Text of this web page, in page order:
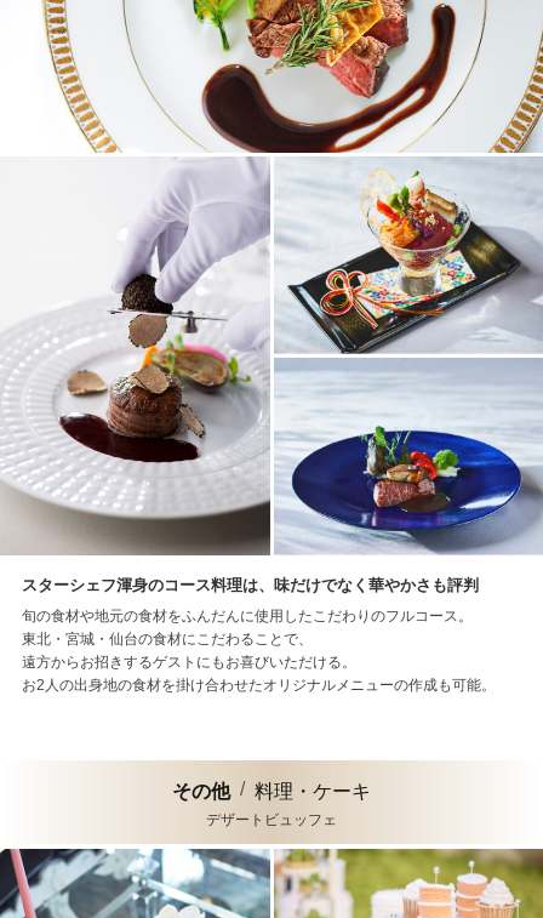
スターシェフ渾身のコース料理は、味だけでなく華やかさも評判
旬の食材や地元の食材をふんだんに使用したこだわりのフルコース。
東北・宮城・仙台の食材にこだわることで、
遠方からお招きするゲストにもお喜びいただける。
お2人の出身地の食材を掛け合わせたオリジナルメニューの作成も可能。
その他 料理・ケーキ
デザートビュッフェ